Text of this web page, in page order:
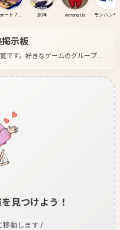
フォートナイト 原神 Among Us
示板
です。 好きなゲームのグループに
見つけよう！
移動します /